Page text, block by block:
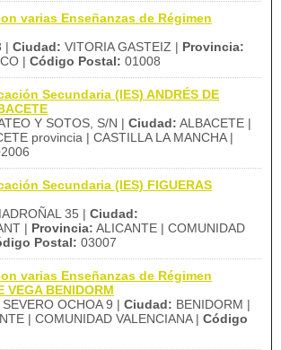
varias Enseñanzas de Régimen
| Ciudad: VITORIA GASTEIZ | Provincia:
| Código Postal: 01008
Secundaria (IES) ANDRÉS DE
Y SOTOS, S/N | Ciudad: ALBACETE |
provincia | CASTILLA LA MANCHA |
Secundaria (IES) FIGUERAS
35 | Ciudad:
| Provincia: ALICANTE | COMUNIDAD
Postal: 03007
varias Enseñanzas de Régimen
VEGA BENIDORM
OCHOA 9 | Ciudad: BENIDORM |
| COMUNIDAD VALENCIANA | Código